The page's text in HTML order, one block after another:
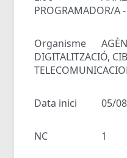
PROGRAMADOR/A
Organisme
DIGITALITZACIÓ,
Data inici 05/
NC 1